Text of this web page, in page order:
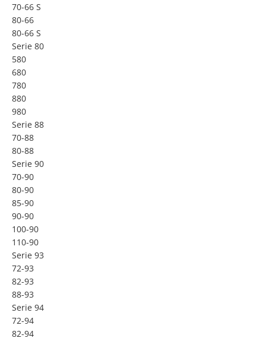
70-66 S
80-66
80-66 S
Serie 80
580
680
780
880
980
Serie 88
70-88
80-88
Serie 90
70-90
80-90
85-90
90-90
100-90
110-90
Serie 93
72-93
82-93
88-93
Serie 94
72-94
82-94